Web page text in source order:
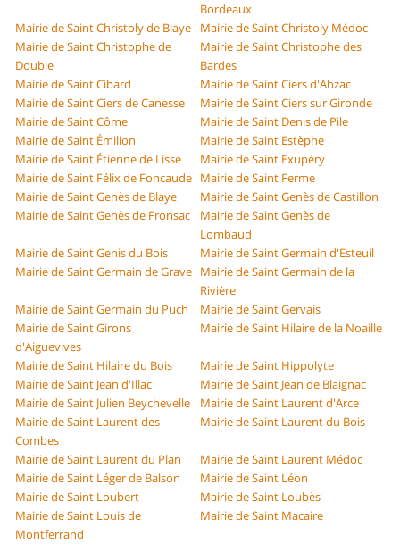
Bordeaux
Mairie de Saint Christoly de Blaye
Mairie de Saint Christoly Médoc
Mairie de Saint Christophe de
Double
Mairie de Saint Christophe des
Bardes
Mairie de Saint Cibard
Mairie de Saint Ciers d'Abzac
Mairie de Saint Ciers de Canesse
Mairie de Saint Ciers sur Gironde
Mairie de Saint Côme
Mairie de Saint Denis de Pile
Mairie de Saint Émilion
Mairie de Saint Estèphe
Mairie de Saint Étienne de Lisse
Mairie de Saint Exupéry
Mairie de Saint Félix de Foncaude Mairie de Saint Ferme
Mairie de Saint Genès de Blaye
Mairie de Saint Genès de Castillon
Mairie de Saint Genès de Fronsac
Mairie de Saint Genès de
Lombaud
Mairie de Saint Genis du Bois
Mairie de Saint Germain d'Esteuil
Mairie de Saint Germain de Grave Mairie de Saint Germain de la
Rivière
Mairie de Saint Germain du Puch
Mairie de Saint Gervais
Mairie de Saint Girons
d'Aiguevives
Mairie de Saint Hilaire de la Noaille
Mairie de Saint Hilaire du Bois
Mairie de Saint Hippolyte
Mairie de Saint Jean d'Illac
Mairie de Saint Jean de Blaignac
Mairie de Saint Julien Beychevelle
Mairie de Saint Laurent d'Arce
Mairie de Saint Laurent des
Combes
Mairie de Saint Laurent du Bois
Mairie de Saint Laurent du Plan
Mairie de Saint Laurent Médoc
Mairie de Saint Léger de Balson
Mairie de Saint Léon
Mairie de Saint Loubert
Mairie de Saint Loubès
Mairie de Saint Louis de
Montferrand
Mairie de Saint Macaire